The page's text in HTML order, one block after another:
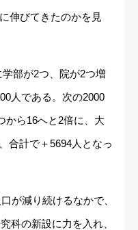
伸びてきたのかを見
部が2つ、院が2つ増
人である。次の2000
から16へと2倍に、大
合計で＋5694人となっ
が減り続けるなかで、
科の新設に力を入れ、